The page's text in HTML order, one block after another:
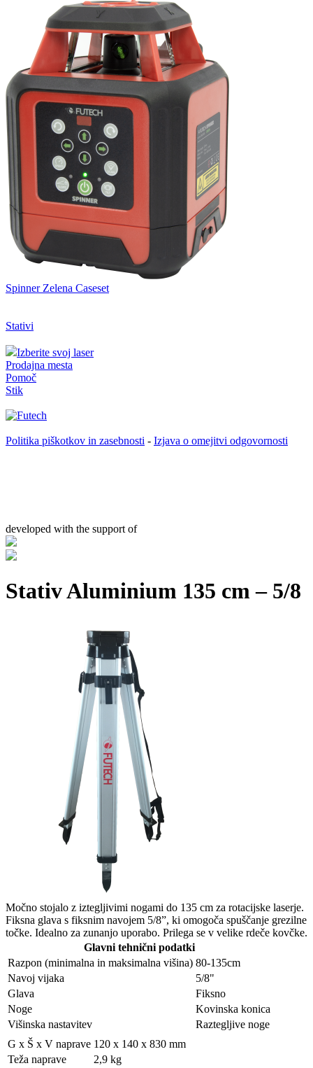
Spinner Zelena Caseset
Stativi
Izberite svoj laser
Prodajna mesta
Pomoč
Stik
Politika piškotkov in zasebnosti - Izjava o omejitvi odgovornosti
developed with the support of
Stativ Aluminium 135 cm – 5/8
Močno stojalo z iztegljivimi nogami do 135 cm za rotacijske laserje.
Fiksna glava s fiksnim navojem 5/8”, ki omogoča spuščanje grezilne
točke. Idealno za zunanjo uporabo. Prilega se v velike rdeče kovčke.
Glavni tehnični podatki
Razpon (minimalna in maksimalna višina) 80-135cm
Navoj vijaka
5/8"
Glava
Fiksno
Noge
Kovinska konica
Višinska nastavitev
Raztegljive noge
G x Š x V naprave 120 x 140 x 830 mm
Teža naprave
2,9 kg